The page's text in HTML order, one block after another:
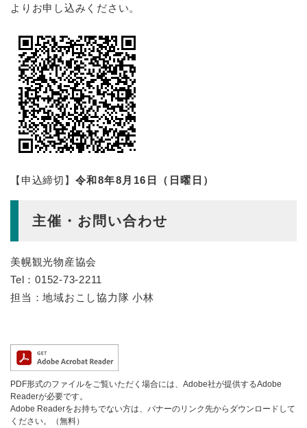
よりお申し込みください。
【申込締切】 令和8年8月16日（日曜日）
​主催・お問い合わせ
美幌観光物産協会
Tel：0152-73-2211
担当：地域おこし協力隊 小林
PDF形式のファイルをご覧いただく場合には、Adobe社が提供するAdobe
Readerが必要です。
Adobe Readerをお持ちでない方は、バナーのリンク先からダウンロードして
ください。（無料）